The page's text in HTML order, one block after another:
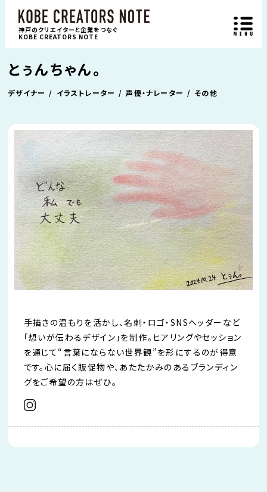
神戸のクリエイターと企業をつなぐ
KOBE CREATORS NOTE
とぅんちゃん。
デザイナー イラストレーター 声優・ナレーター その他
手描きの温もりを活かし、名刺・ロゴ・SNSヘッダーなど
「想いが伝わるデザイン」を制作。ヒアリングやセッション
を通じて“言葉にならない世界観”を形にするのが得意
です。心に届く販促物や、あたたかみのあるブランディン
グをご希望の方はぜひ。